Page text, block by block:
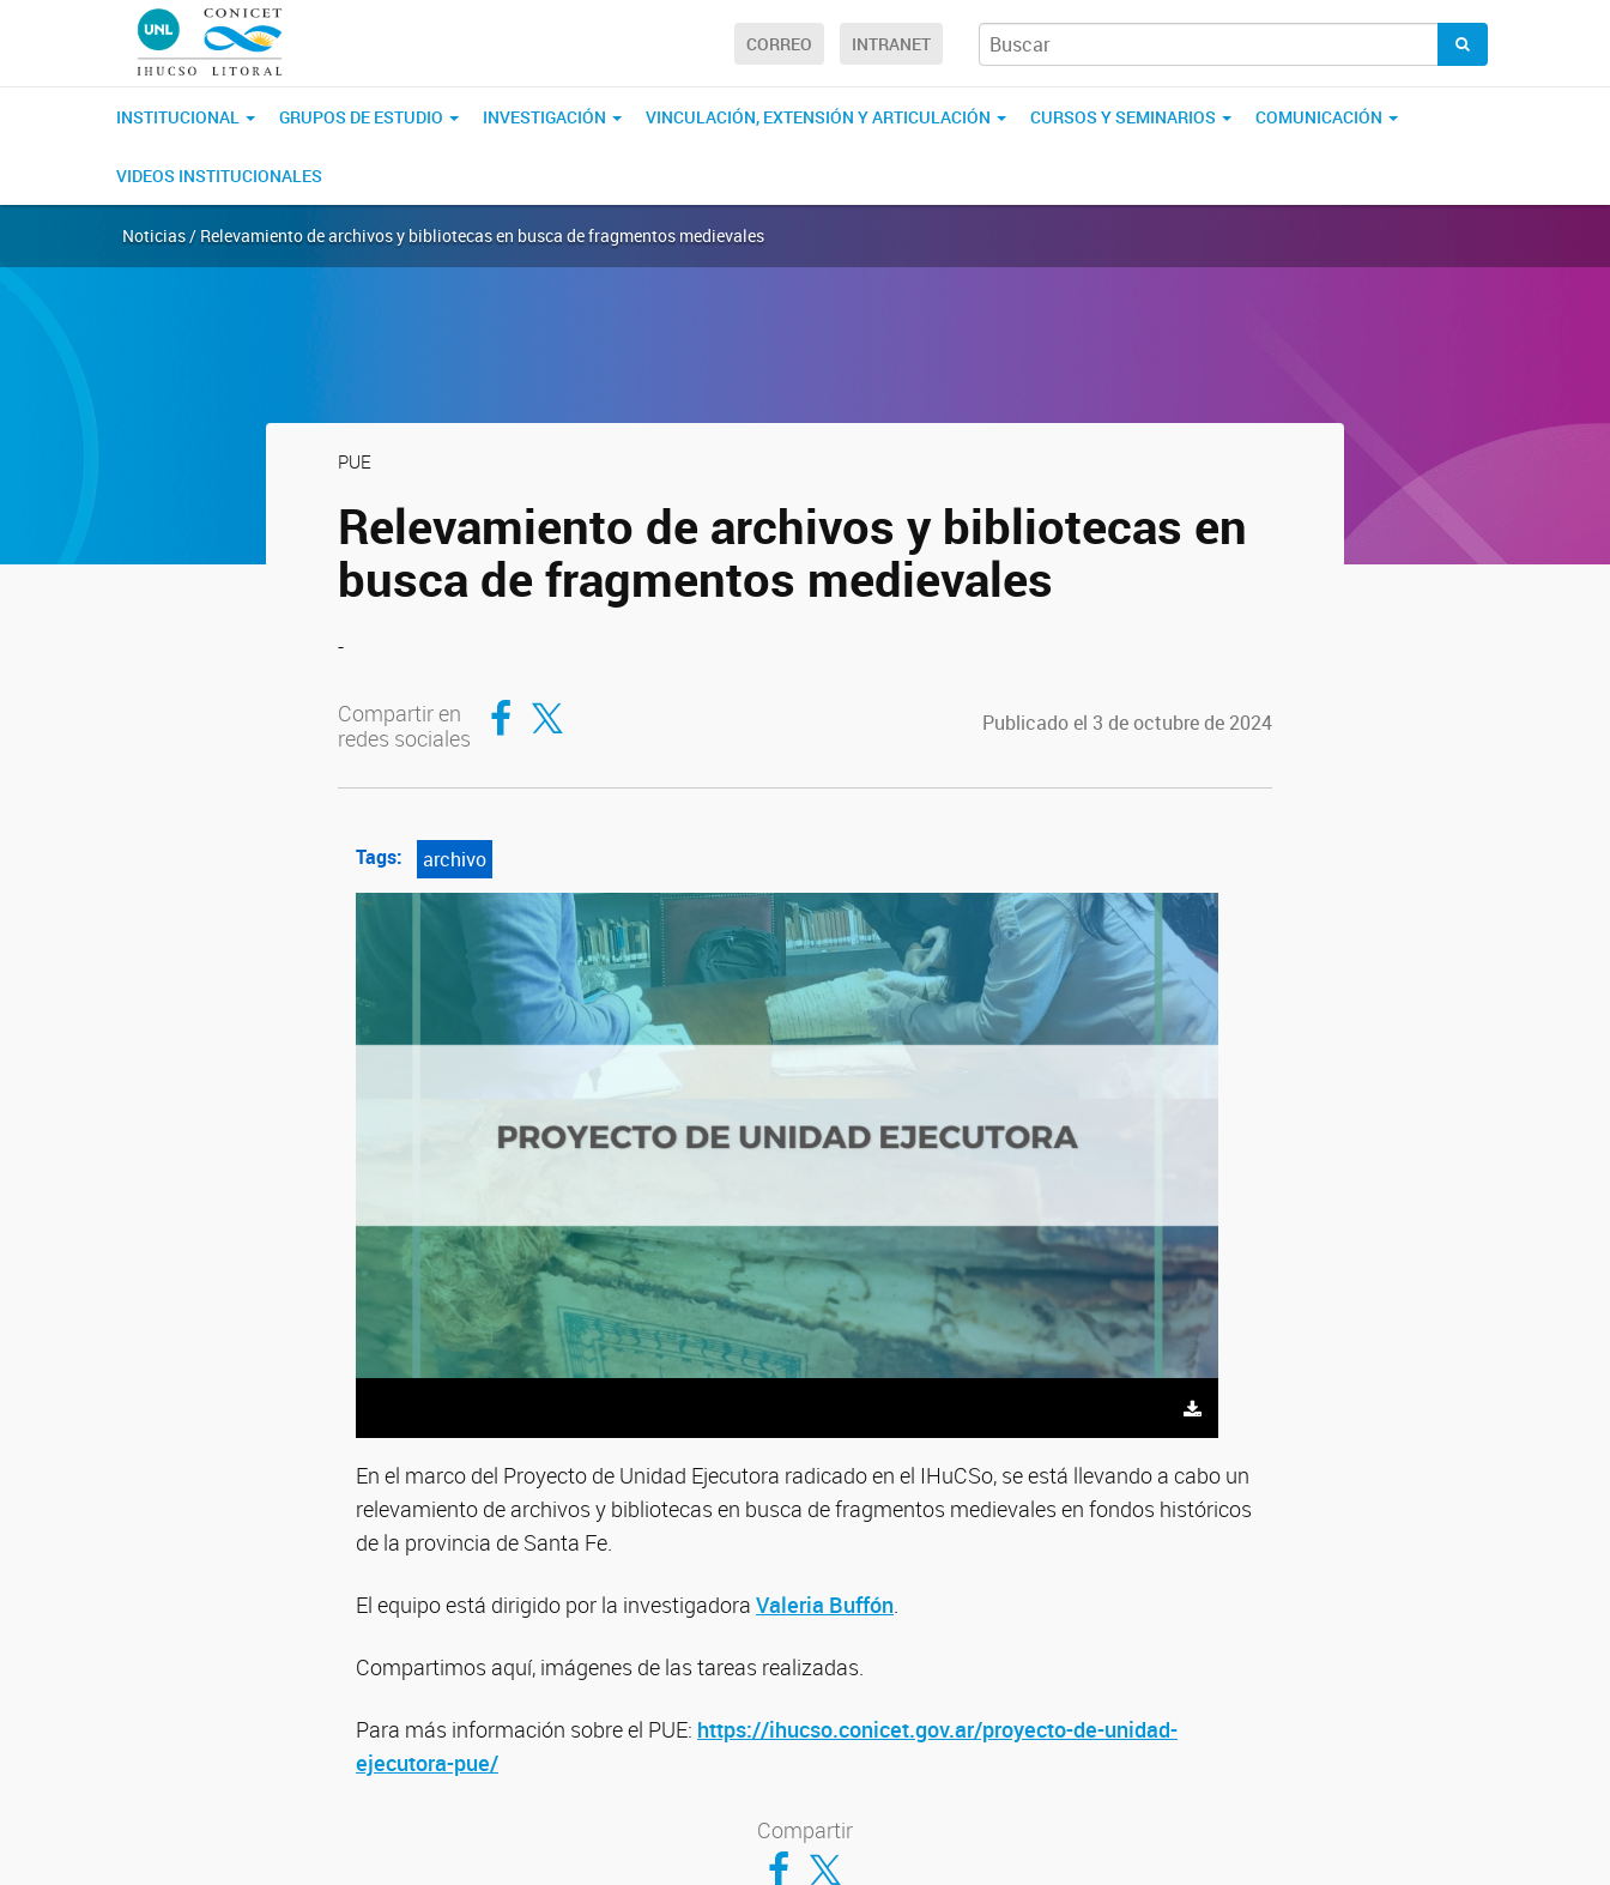
CORREO INTRANET
INSTITUCIONAL GRUPOS DE ESTUDIO INVESTIGACIÓN VINCULACIÓN, EXTENSIÓN Y ARTICULACIÓN CURSOS Y SEMINARIOS COMUNICACIÓN
VIDEOS INSTITUCIONALES
Noticias / Relevamiento de archivos y bibliotecas en busca de fragmentos medievales
PUE
Relevamiento de archivos y bibliotecas en
busca de fragmentos medievales
-
Compartir en
redes sociales
Compartir en Facebook
Compartir en Twitter Publicado el 3 de octubre de 2024
Tags: archivo
En el marco del Proyecto de Unidad Ejecutora radicado en el IHuCSo, se está llevando a cabo un
relevamiento de archivos y bibliotecas en busca de fragmentos medievales en fondos históricos
de la provincia de Santa Fe.
El equipo está dirigido por la investigadora Valeria Buffón.
Compartimos aquí, imágenes de las tareas realizadas.
Para más información sobre el PUE: https://ihucso.conicet.gov.ar/proyecto-de-unidad-
ejecutora-pue/
Compartir
Compartir en Facebook
Compartir en Twitter